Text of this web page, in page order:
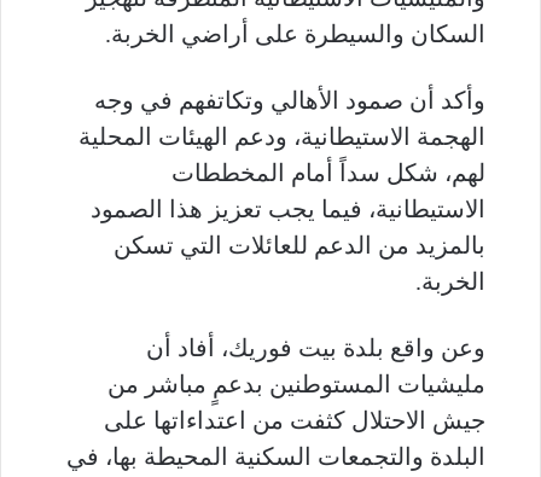
السكان والسيطرة على أراضي الخربة.
وأكد أن صمود الأهالي وتكاتفهم في وجه
الهجمة الاستيطانية، ودعم الهيئات المحلية
لهم، شكل سداً أمام المخططات
الاستيطانية، فيما يجب تعزيز هذا الصمود
بالمزيد من الدعم للعائلات التي تسكن
الخربة.
وعن واقع بلدة بيت فوريك، أفاد أن
مليشيات المستوطنين بدعمٍ مباشر من
جيش الاحتلال كثفت من اعتداءاتها على
البلدة والتجمعات السكنية المحيطة بها، في